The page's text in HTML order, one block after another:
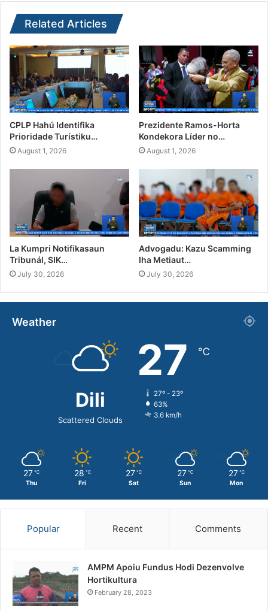
Related Articles
CPLP Hahú Identifika
Prioridade Turístiku…
August 1, 2026
Prezidente Ramos-Horta
Kondekora Líder no…
August 1, 2026
La Kumpri Notifikasaun
Tribunál, SIK…
July 30, 2026
Advogadu: Kazu Scamming
Iha Metiaut…
July 30, 2026
Weather
Dili
Scattered Clouds
27 ℃
27º - 23º
63%
3.6 km/h
27 ℃
Thu
28 ℃
Fri
27 ℃
Sat
27 ℃
Sun
27 ℃
Mon
Popular Recent Comments
AMPM Apoiu Fundus Hodi Dezenvolve
Hortikultura
February 28, 2023